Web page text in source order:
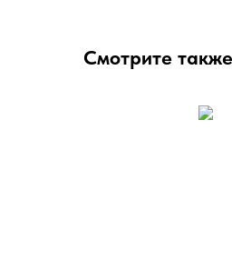
Смотрите также